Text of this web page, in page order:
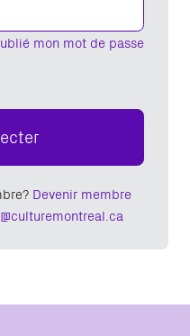
mon mot de passe
Devenir membre